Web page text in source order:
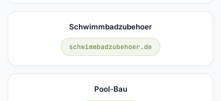
Schwimmbadzubehoer
schwimmbadzubehoer.de
Pool-Bau